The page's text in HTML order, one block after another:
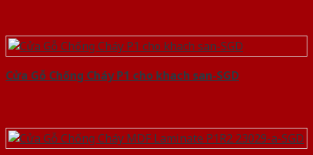
Cửa Gỗ Chống Cháy P1 cho khach san-SGD